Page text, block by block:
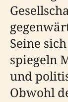
Seine
spiegeln
und
Obwohl